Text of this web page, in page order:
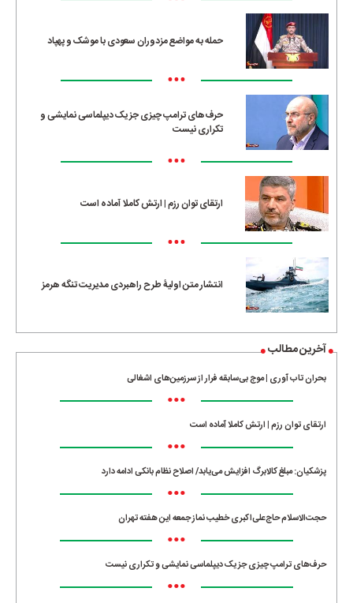
حمله به مواضع مزدوران سعودی با موشک و پهپاد
•••
حرف‌های ترامپ چیزی جز یک دیپلماسی نمایشی و
تکراری نیست
•••
ارتقای توان رزم | ارتش کاملا آماده است
•••
انتشار متن اولیۀ طرح راهبردی مدیریت تنگه هرمز
آخرین مطالب
بحران تاب آوری | موج بی‌سابقه فرار از سرزمین‌های اشغالی
•••
ارتقای توان رزم | ارتش کاملا آماده است
•••
پزشکیان: مبلغ کالابرگ افزایش می‌یابد/ اصلاح نظام بانکی ادامه دارد
•••
حجت‌الاسلام حاج‌علی‌اکبری خطیب نماز جمعه این هفته تهران
•••
حرف‌های ترامپ چیزی جز یک دیپلماسی نمایشی و تکراری نیست
•••